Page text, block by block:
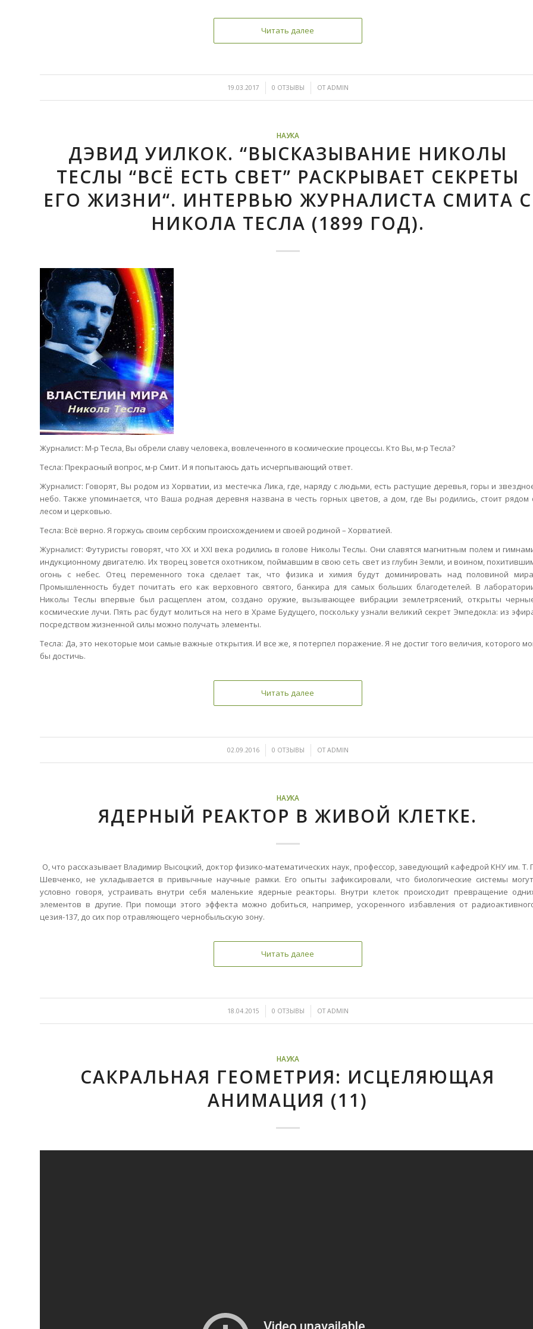
Читать далее
19.03.2017
/ 0 ОТЗЫВЫ
/ ОТADMIN
НАУКА
ДЭВИД УИЛКОК. “ВЫСКАЗЫВАНИЕ НИКОЛЫ
ТЕСЛЫ “ВСЁ ЕСТЬ СВЕТ” РАСКРЫВАЕТ СЕКРЕТЫ
ЕГО ЖИЗНИ“. ИНТЕРВЬЮ ЖУРНАЛИСТА СМИТА С
НИКОЛА ТЕСЛА (1899 ГОД).
Журналист: М-р Тесла, Вы обрели славу человека, вовлеченного в космические процессы. Кто Вы, м-р Тесла?
Тесла: Прекрасный вопрос, м-р Смит. И я попытаюсь дать исчерпывающий ответ.
Журналист: Говорят, Вы родом из Хорватии, из местечка Лика, где, наряду с людьми, есть растущие деревья, горы и
небо. Также упоминается, что Ваша родная деревня названа в честь горных цветов, а дом, где Вы родились, стоит рядом
лесом и церковью.
Тесла: Всё верно. Я горжусь своим сербским происхождением и своей родиной – Хорватией.
Журналист: Футуристы говорят, что XX и XXI века родились в голове Николы Теслы. Они славятся магнитным полем и
индукционному двигателю. Их творец зовется охотником, поймавшим в свою сеть свет из глубин Земли, и воином,
огонь с небес. Отец переменного тока сделает так, что физика и химия будут доминировать над половиной
Промышленность будет почитать его как верховного святого, банкира для самых больших благодетелей. В
Николы Теслы впервые был расщеплен атом, создано оружие, вызывающее вибрации землетрясений, открыты
космические лучи. Пять рас будут молиться на него в Храме Будущего, поскольку узнали великий секрет Эмпедокла: из
посредством жизненной силы можно получать элементы.
Тесла: Да, это некоторые мои самые важные открытия. И все же, я потерпел поражение. Я не достиг того величия, которого
бы достичь.
Читать далее
02.09.2016
/ 0 ОТЗЫВЫ
/ ОТADMIN
НАУКА
ЯДЕРНЫЙ РЕАКТОР В ЖИВОЙ КЛЕТКЕ.
О, что рассказывает Владимир Высоцкий, доктор физико-математических наук, профессор, заведующий кафедрой КНУ им. Т.
Шевченко, не укладывается в привычные научные рамки. Его опыты зафиксировали, что биологические системы
условно говоря, устраивать внутри себя маленькие ядерные реакторы. Внутри клеток происходит превращение
элементов в другие. При помощи этого эффекта можно добиться, например, ускоренного избавления от
цезия-137, до сих пор отравляющего чернобыльскую зону.
Читать далее
18.04.2015
/ 0 ОТЗЫВЫ
/ ОТADMIN
НАУКА
САКРАЛЬНАЯ ГЕОМЕТРИЯ: ИСЦЕЛЯЮЩАЯ
АНИМАЦИЯ (11)